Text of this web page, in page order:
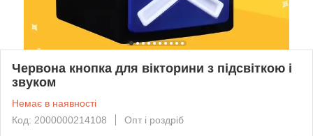
Червона кнопка для вікторини з підсвіткою і
звуком
Немає в наявності
Код: 2000000214108
Опт і роздріб